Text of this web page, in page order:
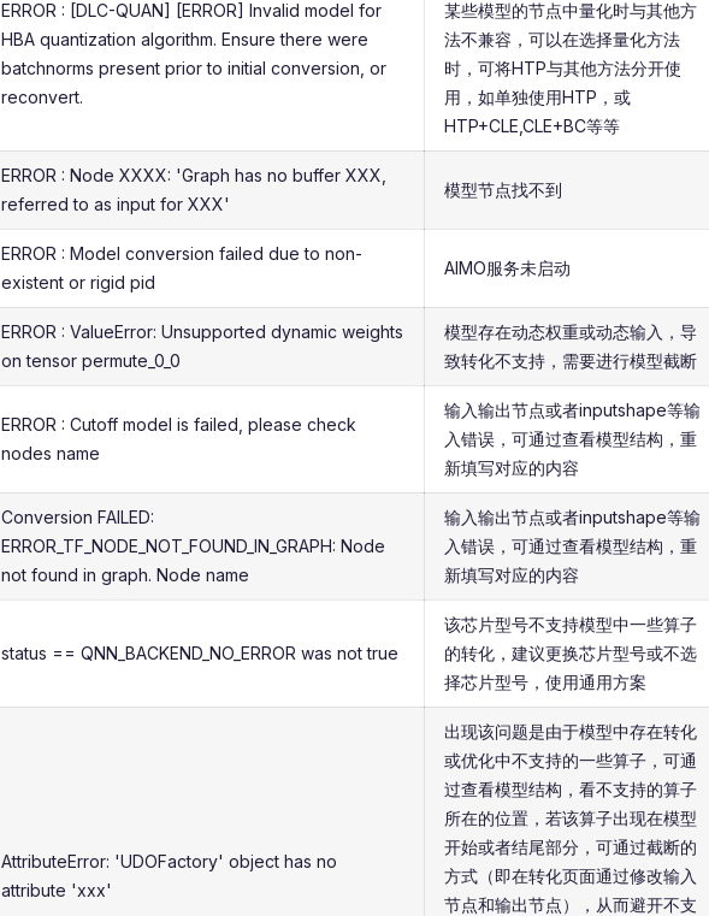
ERROR : [DLC-QUAN] [ERROR] Invalid model for
HBA quantization algorithm. Ensure there were
batchnorms present prior to initial conversion, or
reconvert.
某些模型的节点中量化时与其他方
法不兼容，可以在选择量化方法
时，可将HTP与其他方法分开使
用，如单独使用HTP，或
HTP+CLE,CLE+BC等等
ERROR : Node XXXX: 'Graph has no buffer XXX,
referred to as input for XXX'
模型节点找不到
ERROR : Model conversion failed due to non-
existent or rigid pid
AIMO服务未启动
ERROR : ValueError: Unsupported dynamic weights
on tensor permute_0_0
模型存在动态权重或动态输入，导
致转化不支持，需要进行模型截断
ERROR : Cutoff model is failed, please check
nodes name
输入输出节点或者inputshape等输
入错误，可通过查看模型结构，重
新填写对应的内容
Conversion FAILED:
ERROR_TF_NODE_NOT_FOUND_IN_GRAPH: Node
not found in graph. Node name
输入输出节点或者inputshape等输
入错误，可通过查看模型结构，重
新填写对应的内容
status == QNN_BACKEND_NO_ERROR was not true
该芯片型号不支持模型中一些算子
的转化，建议更换芯片型号或不选
择芯片型号，使用通用方案
AttributeError: 'UDOFactory' object has no
attribute 'xxx'
出现该问题是由于模型中存在转化
或优化中不支持的一些算子，可通
过查看模型结构，看不支持的算子
所在的位置，若该算子出现在模型
开始或者结尾部分，可通过截断的
方式（即在转化页面通过修改输入
节点和输出节点），从而避开不支